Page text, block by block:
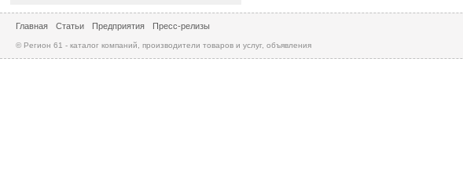
Главная Статьи Предприятия Пресс-релизы
© Регион 61 - каталог компаний, производители товаров и услуг, объявления